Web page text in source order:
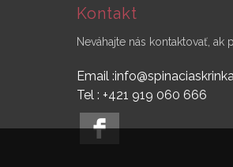
Kontakt
Neváhajte nás kontaktovať, ak
Email
Tel : +421 919 060 666